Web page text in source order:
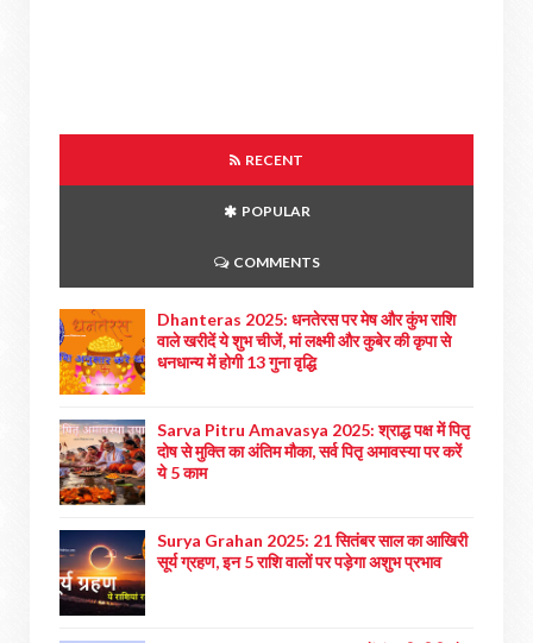
RECENT
POPULAR
COMMENTS
Dhanteras 2025: धनतेरस पर मेष और कुंभ राशि
वाले खरीदें ये शुभ चीजें, मां लक्ष्मी और कुबेर की कृपा से
धनधान्य में होगी 13 गुना वृद्धि
Sarva Pitru Amavasya 2025: श्राद्ध पक्ष में पितृ
दोष से मुक्ति का अंतिम मौका, सर्व पितृ अमावस्या पर करें
ये 5 काम
Surya Grahan 2025: 21 सितंबर साल का आखिरी
सूर्य ग्रहण, इन 5 राशि वालों पर पड़ेगा अशुभ प्रभाव